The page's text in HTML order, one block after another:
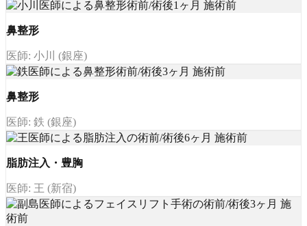
鼻整形
医師: 小川 (銀座)
鼻整形
医師: 鉄 (銀座)
脂肪注入・豊胸
医師: 王 (新宿)